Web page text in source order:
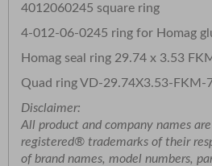
4012060245 square ring
4-012-06-0245 ring for Homag
Homag seal ring 29.74 x 3.53
Quad ring VD-29.74X3.53-FKM-
Disclaimer:
All product and company names are
registered® trademarks oftheir
ofbrand names, model numbers,